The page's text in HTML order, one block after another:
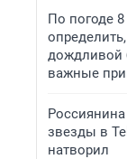
По погоде
дождливой
важные
звезды в
натворил